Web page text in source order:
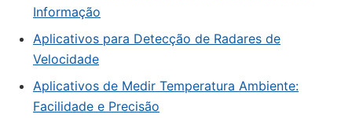
Informação
Aplicativos para Detecção de Radares de
Velocidade
Aplicativos de Medir Temperatura Ambiente:
Facilidade e Precisão